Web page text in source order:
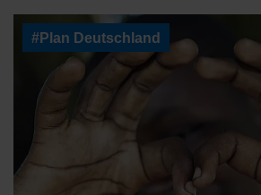
#Plan Deutschland